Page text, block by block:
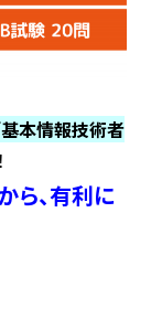
基本情報技術者
ら、有利に